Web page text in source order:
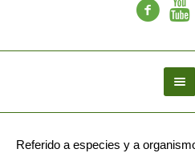
Referido a especies y a